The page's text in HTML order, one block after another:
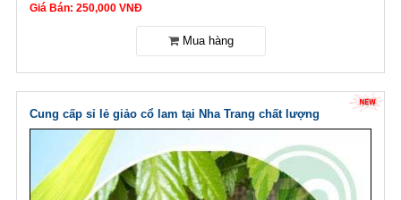
Giá Bán: 250,000 VNĐ
Cung cấp sỉ lẻ giảo cổ lam tại Nha Trang chất lượng